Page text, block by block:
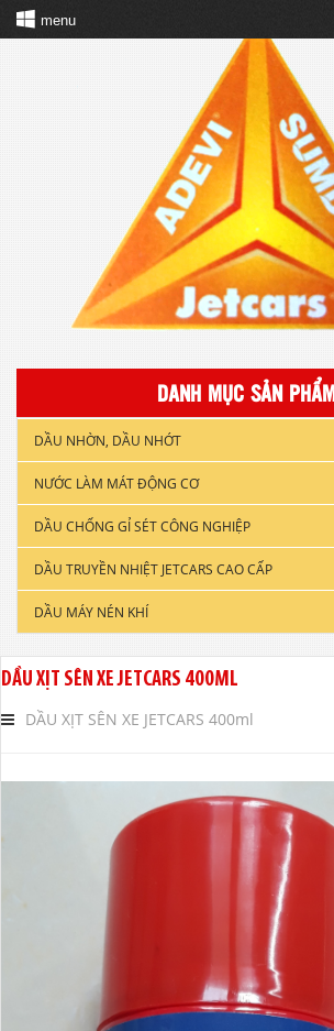
menu
DANH MỤC SẢN PHẨM
DẦU NHỜN, DẦU NHỚT
DẦU NHỚT XE GẮN MÁY
DẦU ĐỘNG CƠ XE TẢI & TÀU THUYỀN
DẦU NHỚT CÔNG NGHIỆP
DẦU CẮT GỌT KIM LOẠI
DẦU NHỚT THỦY LỰC CAO CẤP
DẦU NHỚT HỘP SỐ
NƯỚC LÀM MÁT ĐỘNG CƠ
DẦU CHỐNG GỈ SÉT CÔNG NGHIỆP
DẦU TRUYỀN NHIỆT JETCARS CAO CẤP
DẦU MÁY NÉN KHÍ
DẦU XỊT SÊN XE JETCARS 400ML
DẦU XỊT SÊN XE JETCARS 400ml